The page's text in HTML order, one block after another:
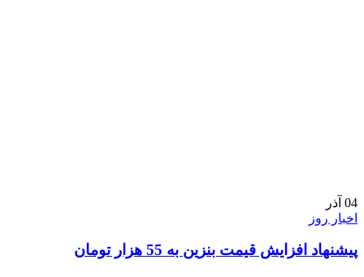
04 آذر
اخبار روز
پیشنهاد افزایش قیمت بنزین به 55 هزار تومان